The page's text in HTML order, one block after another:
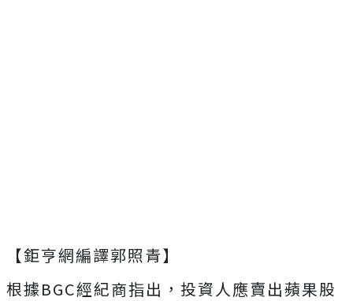
【鉅亨網編譯郭照青】
根據BGC經紀商指出，投資人應賣出蘋果股